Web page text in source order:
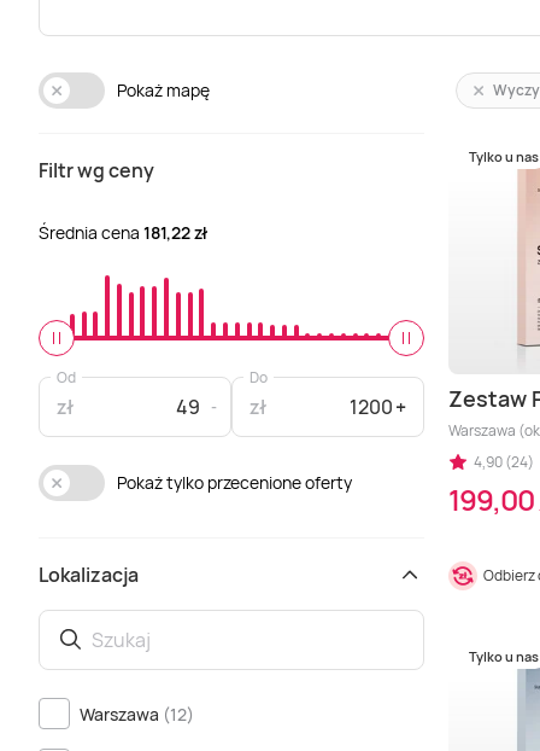
Pokaż mapę
Filtr wg ceny
Średnia cena 181,22 zł
Od
zł
Do
zł
Pokaż tylko przecenione oferty
Lokalizacja
Warszawa (12)
Tylko u nas
Zestaw
Warszawa
4,90 (24)
199,00
Odbierz
Tylko u nas